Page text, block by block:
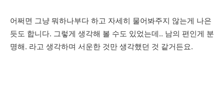
어쩌면 그냥 뭐하나부다 하고 자세히 물어봐주지 않는게 나은
듯도 합니다. 그렇게 생각해 볼 수도 있었는데.. 남의 편인게 분
명해. 라고 생각하며 서운한 것만 생각했던 것 같거든요.